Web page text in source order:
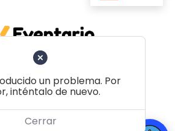
al principio
Eventario Colombia SAS
un problema. Por
inténtalo de nuevo.
Cerrar